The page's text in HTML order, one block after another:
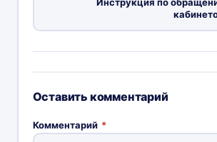
Оставить комментарий
Комментарий *